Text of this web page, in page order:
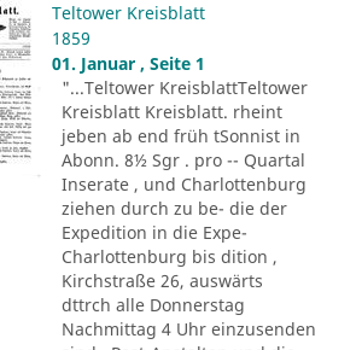
Teltower Kreisblatt
1859
01. Januar , Seite 1
"...Teltower KreisblattTeltower
Kreisblatt Kreisblatt. rheint
jeben ab end früh tSonnist in
Abonn. 8½ Sgr . pro -- Quartal
Inserate , und Charlottenburg
ziehen durch zu be- die der
Expedition in die Expe-
Charlottenburg bis dition ,
Kirchstraße 26, auswärts
dttrch alle Donnerstag
Nachmittag 4 Uhr einzusenden